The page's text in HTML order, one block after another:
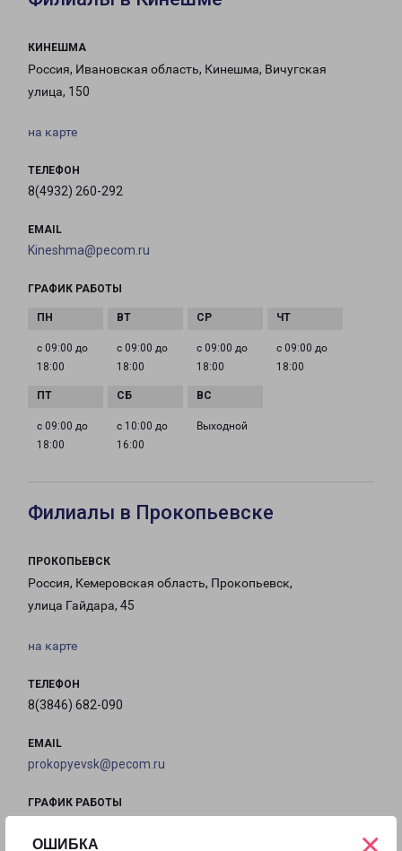
ОШИБКА
КИНЕШМА
Россия, Ивановская область, Кинешма, Вичугская
улица, 150
на карте
ТЕЛЕФОН
8(4932) 260-292
EMAIL
Kineshma@pecom.ru
ГРАФИК РАБОТЫ
с 09:00 до
18:00
с 09:00 до
18:00
с 09:00 до
18:00
с 09:00 до
18:00
с 09:00 до
18:00
с 10:00 до
16:00
Выходной
Филиалы в Прокопьевске
ПРОКОПЬЕВСК
Россия, Кемеровская область, Прокопьевск,
улица Гайдара, 45
на карте
ТЕЛЕФОН
8(3846) 682-090
EMAIL
prokopyevsk@pecom.ru
ГРАФИК РАБОТЫ